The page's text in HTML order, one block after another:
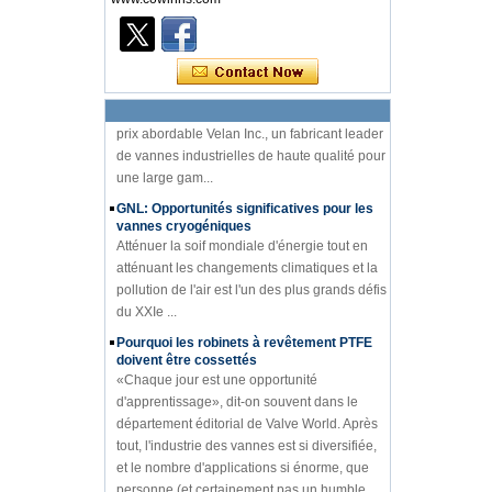
l'emballage semblent avo...
Robinet à tournant sphérique VELAN VTP-
2000
Une vanne à bille haute performance à un
prix abordable Velan Inc., un fabricant leader
de vannes industrielles de haute qualité pour
une large gam...
GNL: Opportunités significatives pour les
vannes cryogéniques
Atténuer la soif mondiale d'énergie tout en
atténuant les changements climatiques et la
pollution de l'air est l'un des plus grands défis
du XXIe ...
Pourquoi les robinets à revêtement PTFE
«Chaque jour est une opportunité
d'apprentissage», dit-on souvent dans le
département éditorial de Valve World. Après
tout, l'industrie des vannes est si diversifiée,
et le nombre d'applications si énorme, que
personne (et certainement pas un humble
éditeur!) Ne peut espérer tout savoir.
La méthode de fonctionnement pour